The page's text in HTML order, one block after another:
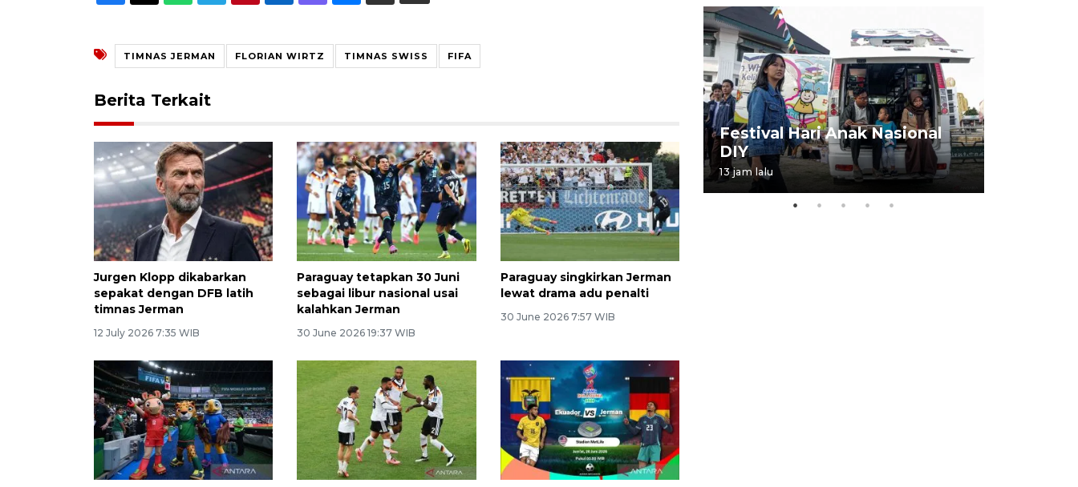
TIMNAS JERMAN FLORIAN WIRTZ TIMNAS SWISS FIFA
Berita Terkait
Jurgen Klopp dikabarkan
sepakat dengan DFB latih
timnas Jerman
12 July 2026 7:35 WIB
Paraguay tetapkan 30 Juni
sebagai libur nasional usai
kalahkan Jerman
30 June 2026 19:37 WIB
Paraguay singkirkan Jerman
lewat drama adu penalti
30 June 2026 7:57 WIB
ANTARA Biro DIY
03 August 2026 17:24 WIB
Festival Hari Anak Nasional
DIY
13 jam lalu